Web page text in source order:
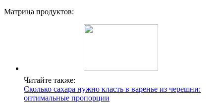
Матрица продуктов:
Читайте также:
Сколько сахара нужно класть в варенье из черешни:
оптимальные пропорции